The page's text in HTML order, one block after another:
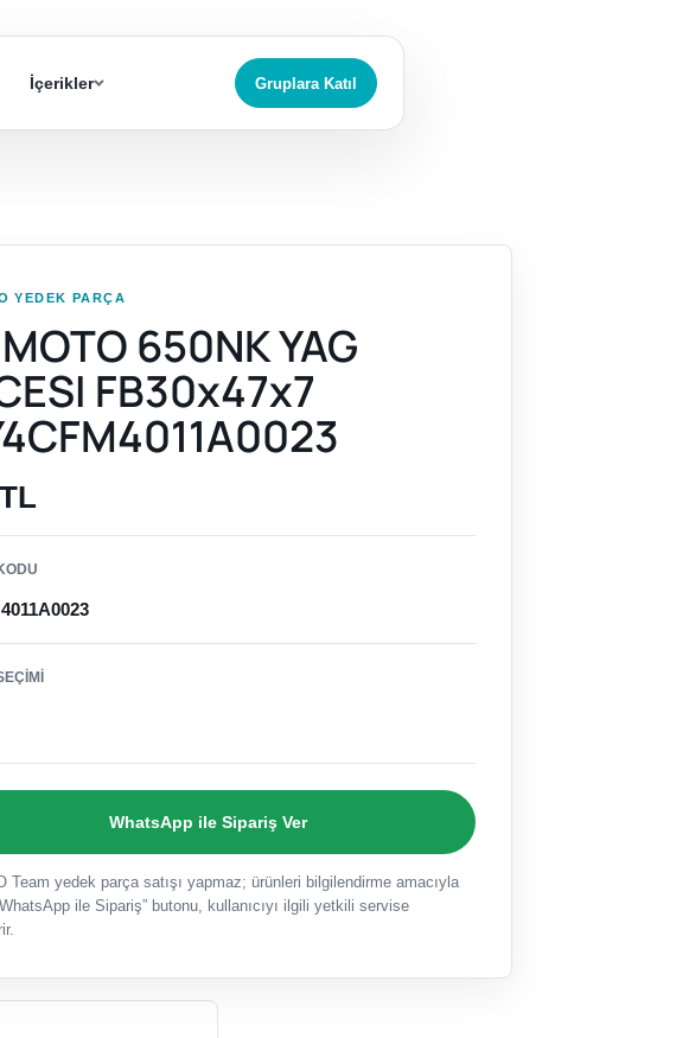
İçerikler Gruplara Katıl
YEDEK PARÇA
650NK YAG
FB30x47x7
WhatsApp ile Sipariş Ver
Team yedek parça satışı yapmaz; ürünleri bilgilendirme amacıyla
ile Sipariş” butonu, kullanıcıyı ilgili yetkili servise